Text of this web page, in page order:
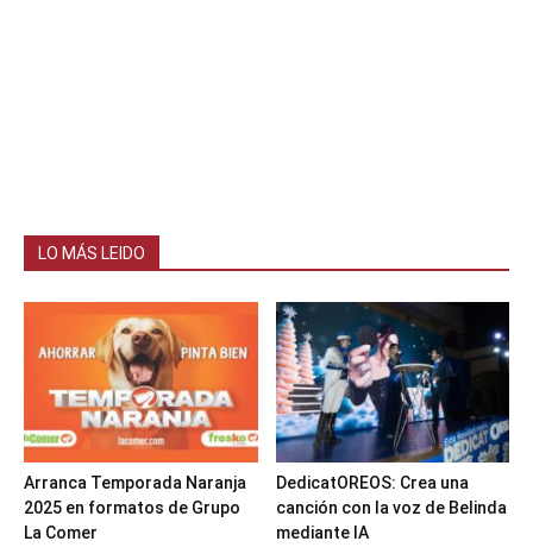
LO MÁS LEIDO
Arranca Temporada Naranja
2025 en formatos de Grupo
La Comer
DedicatOREOS: Crea una
canción con la voz de Belinda
mediante IA